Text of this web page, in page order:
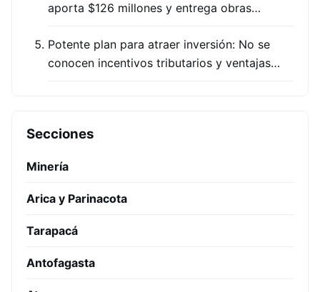
aporta $126 millones y entrega obras…
Potente plan para atraer inversión: No se
conocen incentivos tributarios y ventajas…
Secciones
Minería
Arica y Parinacota
Tarapacá
Antofagasta